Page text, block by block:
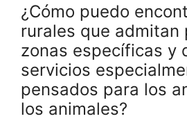
¿Cómo puedo
rurales que admitan
zonas específicas y
servicios
pensados para los
los animales?